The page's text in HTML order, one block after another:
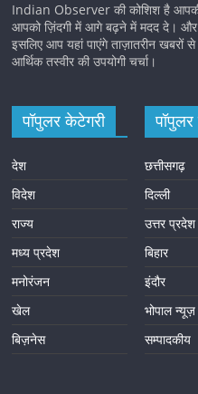
Indian Observer की कोशिश है आपकी
आपको ज़िंदगी में आगे बढ़ने में मदद दे।
इसलिए आप यहां पाएंगे ताज़ातरीन खबरों
आर्थिक तस्वीर की उपयोगी चर्चा।
पॉपुलर केटेगरी
देश
विदेश
राज्य
मध्य प्रदेश
मनोरंजन
खेल
बिज़नेस
छत्तीसगढ़
दिल्ली
उत्तर प्रदेश
बिहार
इंदौर
भोपाल न्यूज़
सम्पादकीय